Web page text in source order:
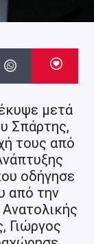
μετά
Σπάρτης,
τους από
οδήγησε
από την
Γιώργος